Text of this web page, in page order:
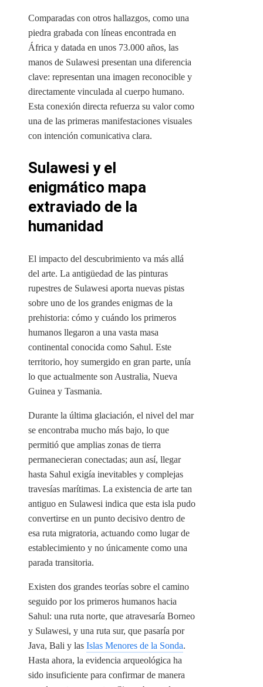
Comparadas con otros hallazgos, como una
piedra grabada con líneas encontrada en
África y datada en unos 73.000 años, las
manos de Sulawesi presentan una diferencia
clave: representan una imagen reconocible y
directamente vinculada al cuerpo humano.
Esta conexión directa refuerza su valor como
una de las primeras manifestaciones visuales
con intención comunicativa clara.
Sulawesi y el
enigmático mapa
extraviado de la
humanidad
El impacto del descubrimiento va más allá
del arte. La antigüedad de las pinturas
rupestres de Sulawesi aporta nuevas pistas
sobre uno de los grandes enigmas de la
prehistoria: cómo y cuándo los primeros
humanos llegaron a una vasta masa
continental conocida como Sahul. Este
territorio, hoy sumergido en gran parte, unía
lo que actualmente son Australia, Nueva
Guinea y Tasmania.
Durante la última glaciación, el nivel del mar
se encontraba mucho más bajo, lo que
permitió que amplias zonas de tierra
permanecieran conectadas; aun así, llegar
hasta Sahul exigía inevitables y complejas
travesías marítimas. La existencia de arte tan
antiguo en Sulawesi indica que esta isla pudo
convertirse en un punto decisivo dentro de
esa ruta migratoria, actuando como lugar de
establecimiento y no únicamente como una
parada transitoria.
Existen dos grandes teorías sobre el camino
seguido por los primeros humanos hacia
Sahul: una ruta norte, que atravesaría Borneo
y Sulawesi, y una ruta sur, que pasaría por
Java, Bali y las Islas Menores de la Sonda.
Hasta ahora, la evidencia arqueológica ha
sido insuficiente para confirmar de manera